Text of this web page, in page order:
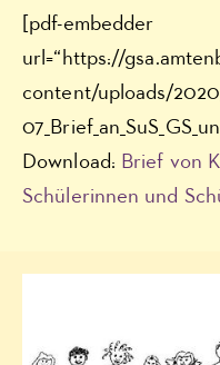
[pdf-embedder
url=“https://
content/uploads/
Download: Brief von
Schülerinnen und